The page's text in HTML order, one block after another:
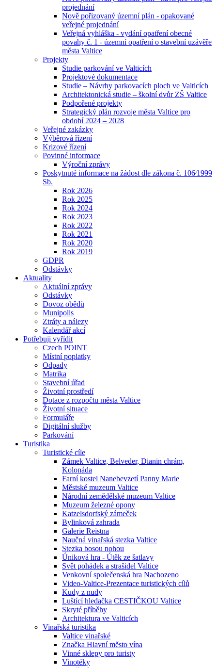
projednání
Nově pořizovaný územní plán - opakované
veřejné projednání
Veřejná vyhláška - vydání opatření obecné
povahy č. 1 - územní opatření o stavební uzávěře
města Valtice
Projekty
Studie parkování ve Valticích
Projektové dokumentace
Studie – Návrhy parkovacích ploch ve Valticích
Architektonická studie – školní dvůr ZŠ Valtice
Podpořené projekty
Strategický plán rozvoje města Valtice pro
období 2024 – 2028
Veřejné zakázky
Výběrová řízení
Krizové řízení
Povinné informace
Výroční zprávy
Poskytnuté informace na žádost dle zákona č. 106⁄1999
Sb.
Rok 2026
Rok 2025
Rok 2024
Rok 2023
Rok 2022
Rok 2021
Rok 2020
Rok 2019
GDPR
Odstávky
Aktuality
Aktuální zprávy
Odstávky
Dovoz obědů
Munipolis
Ztráty a nálezy
Kalendář akcí
Potřebuji vyřídit
Czech POINT
Místní poplatky
Odpady
Matrika
Stavební úřad
Životní prostředí
Dotace z rozpočtu města Valtice
Životní situace
Formuláře
Digitální služby
Parkování
Turistika
Turistické cíle
Zámek Valtice, Belveder, Dianin chrám,
Kolonáda
Farní kostel Nanebevzetí Panny Marie
Městské muzeum Valtice
Národní zemědělské muzeum Valtice
Muzeum železné opony
Katzelsdorfský zámeček
Bylinková zahrada
Galerie Reistna
Naučná vinařská stezka Valtice
Stezka bosou nohou
Úniková hra - Útěk ze šatlavy
Svět pohádek a strašidel Valtice
Venkovní společenská hra Nachozeno
Video-Valtice-Prezentace turistických cílů
Kudy z nudy
Luštící hledačka CESTIČKOU Valtice
Skryté příběhy
Architektura ve Valticích
Vinařská turistika
Valtice vinařské
Značka Hlavní město vína
Vinné sklepy pro turisty
Vinotéky